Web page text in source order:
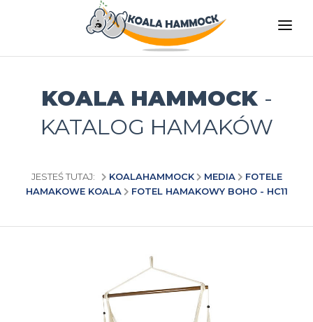
O NAS
GDZIE KUPIĆ
MEDIA
KOALA HAMMOCK -
KATALOG HAMAKÓW
JESTEŚ TUTAJ: KOALAHAMMOCK MEDIA
FOTELE
HAMAKOWE KOALA
FOTEL HAMAKOWY BOHO - HC11